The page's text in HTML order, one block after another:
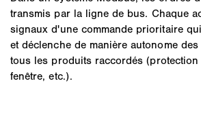
transmis par la ligne de bus. Chaque
signaux d'une commande prioritaire
et déclenche de manière autonome
tous les produits raccordés (protection
fenêtre, etc.).